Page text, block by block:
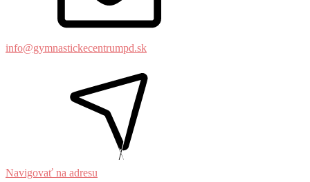
info@gymnastickecentrumpd.sk
Navigovať na adresu